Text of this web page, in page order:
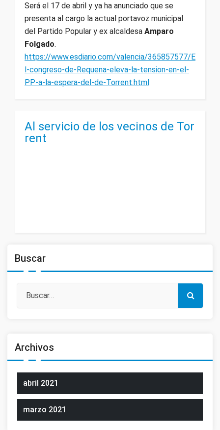
Será el 17 de abril y ya ha anunciado que se
presenta al cargo la actual portavoz municipal
del Partido Popular y ex alcaldesa Amparo
Folgado.
https://www.esdiario.com/valencia/365857577/E
l-congreso-de-Requena-eleva-la-tension-en-el-
PP-a-la-espera-del-de-Torrent.html
Al servicio de los vecinos de Tor
rent
Buscar
Archivos
abril 2021
marzo 2021